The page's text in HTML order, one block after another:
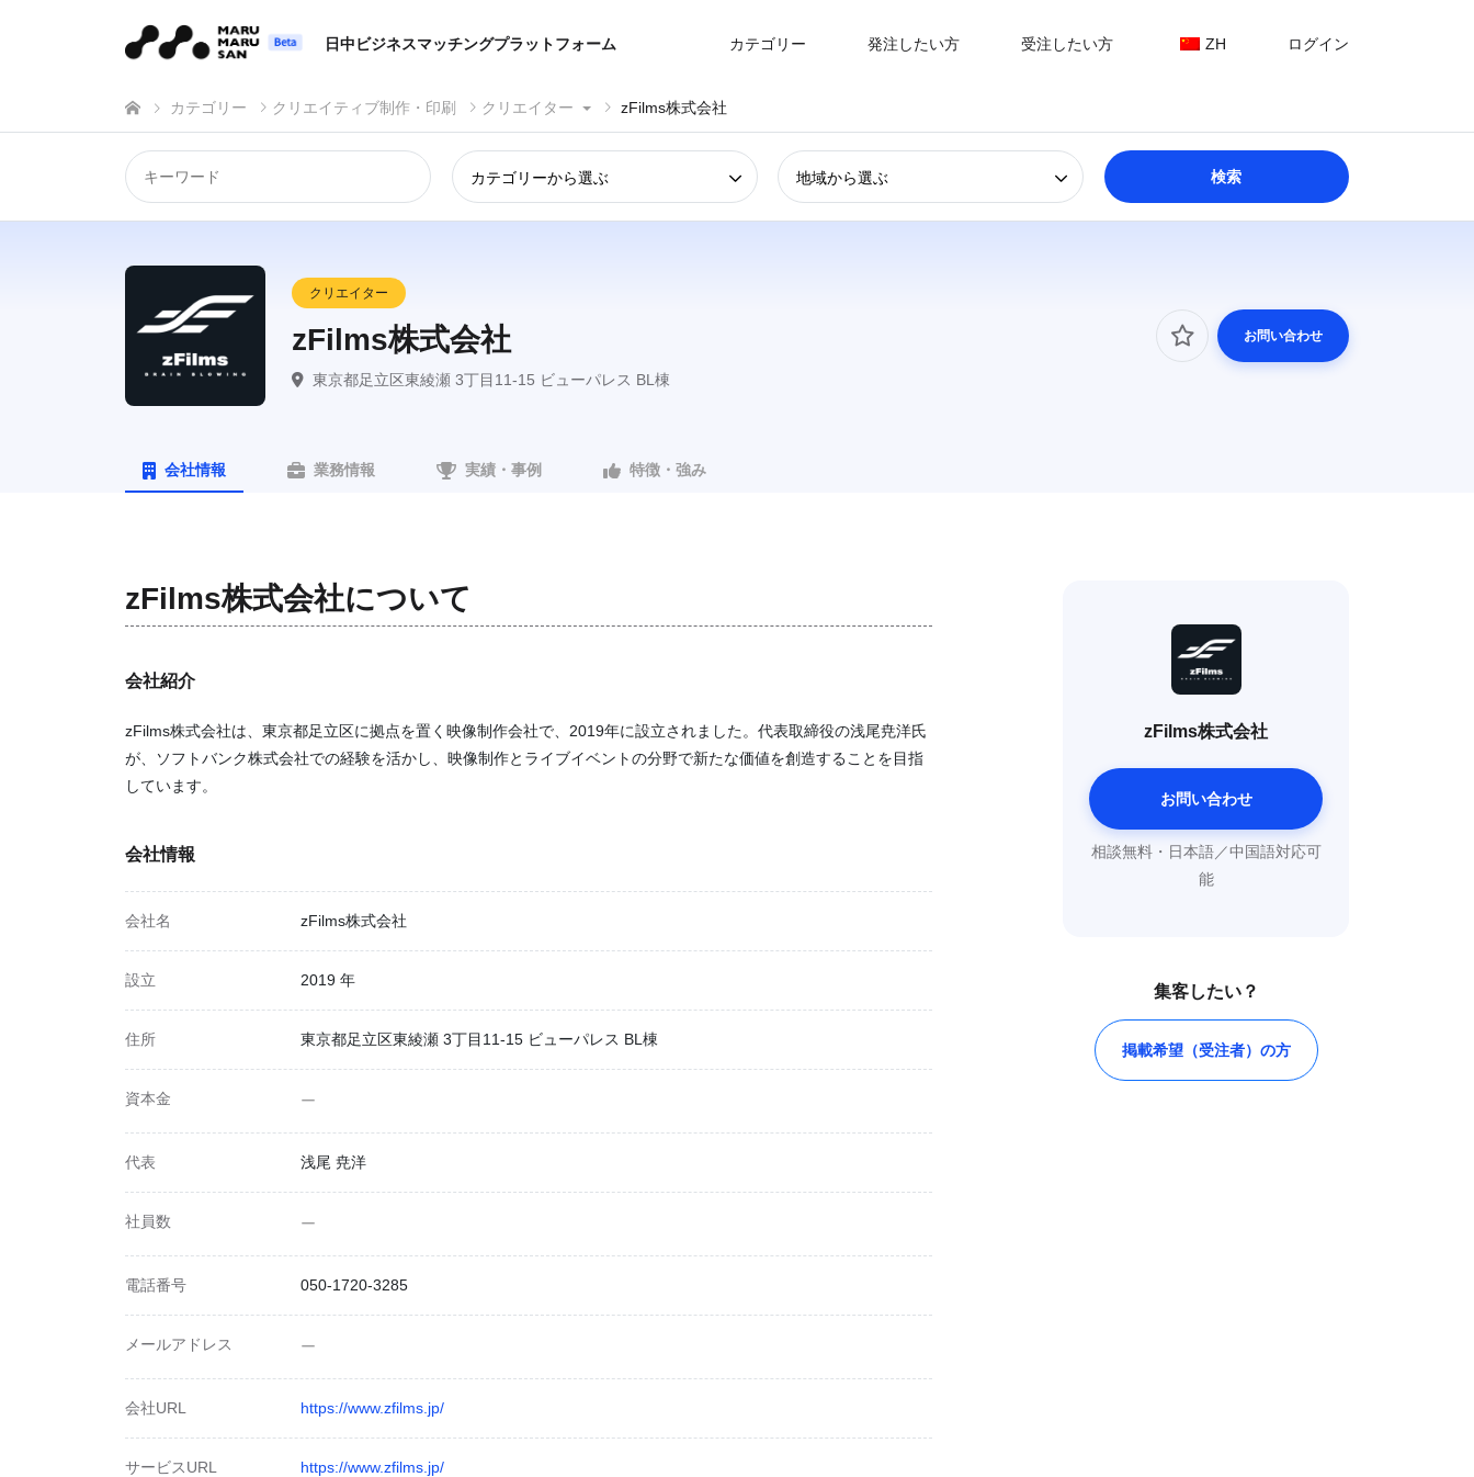
日中ビジネスマッチングプラットフォーム カテゴリー 発注したい方 受注したい方 ZH ログイン
カテゴリー クリエイティブ制作・印刷 クリエイター zFilms株式会社
カテゴリーから選ぶ 地域から選ぶ
クリエイター
zFilms株式会社
東京都足立区東綾瀬 3丁目11-15 ビューパレス BL棟
お問い合わせ
会社情報 業務情報 実績・事例 特徴・強み
zFilms株式会社について
会社紹介
zFilms株式会社は、東京都足立区に拠点を置く映像制作会社で、2019年に設立されました。代表取締役の浅尾尭洋氏
が、ソフトバンク株式会社での経験を活かし、映像制作とライブイベントの分野で新たな価値を創造することを目指
しています。
会社情報
会社名 zFilms株式会社
設立 2019 年
住所 東京都足立区東綾瀬 3丁目11-15 ビューパレス BL棟
資本金 ー
代表 浅尾 尭洋
社員数 ー
電話番号 050-1720-3285
メールアドレス ー
会社URL https://www.zfilms.jp/
サービスURL https://www.zfilms.jp/
zFilms株式会社
お問い合わせ
相談無料・日本語／中国語対応可
能
集客したい？
掲載希望（受注者）の方